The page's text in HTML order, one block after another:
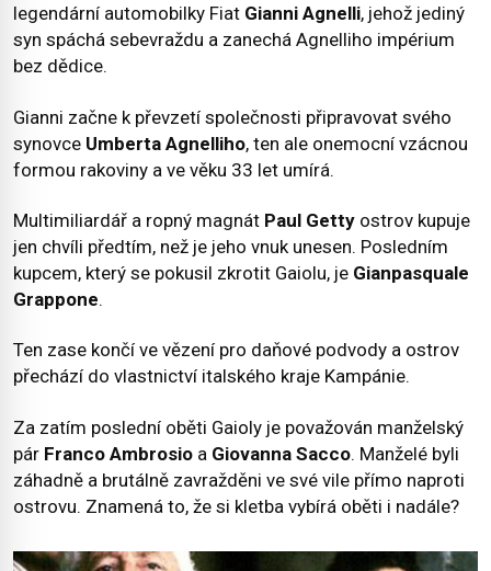
legendární automobilky Fiat Gianni Agnelli, jehož jediný
syn spáchá sebevraždu a zanechá Agnelliho impérium
bez dědice.
Gianni začne k převzetí společnosti připravovat svého
synovce Umberta Agnelliho, ten ale onemocní vzácnou
formou rakoviny a ve věku 33 let umírá.
Multimiliardář a ropný magnát Paul Getty ostrov kupuje
jen chvíli předtím, než je jeho vnuk unesen. Posledním
kupcem, který se pokusil zkrotit Gaiolu, je Gianpasquale
Grappone.
Ten zase končí ve vězení pro daňové podvody a ostrov
přechází do vlastnictví italského kraje Kampánie.
Za zatím poslední oběti Gaioly je považován manželský
pár Franco Ambrosio a Giovanna Sacco. Manželé byli
záhadně a brutálně zavražděni ve své vile přímo naproti
ostrovu. Znamená to, že si kletba vybírá oběti i nadále?